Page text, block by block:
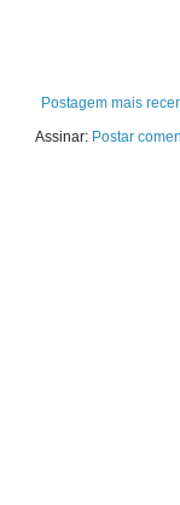
Postagem mais
Assinar: Postar